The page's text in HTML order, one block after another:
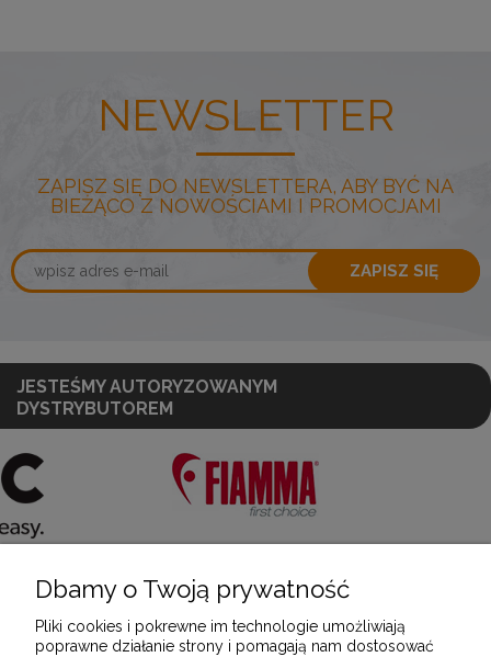
NEWSLETTER
ZAPISZ SIĘ DO NEWSLETTERA, ABY BYĆ NA
BIEŻĄCO Z NOWOŚCIAMI I PROMOCJAMI
ZAPISZ SIĘ
JESTEŚMY AUTORYZOWANYM
DYSTRYBUTOREM
POMOC
Dbamy o Twoją prywatność
Pliki cookies i pokrewne im technologie umożliwiają
poprawne działanie strony i pomagają nam dostosować